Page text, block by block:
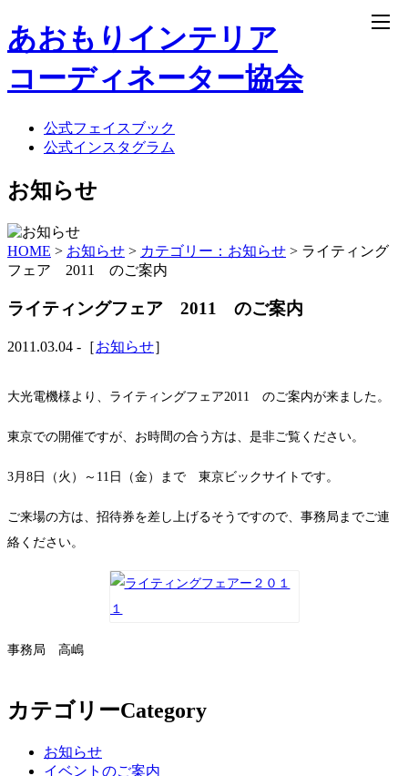
あおもりインテリア
コーディネーター協会
NEWS
NEWS
セミナーのご案内
メーカーからの情報
about IC
about IC
インテリアコーディネーターって？
仕事を頼むと費用はどれくらい？
about IC
AICの活動
AIC会員一覧
入会案内
公式フェイスブック
公式インスタグラム
お知らせ
HOME > お知らせ > カテゴリー：お知らせ > ライティング
フェア 2011 のご案内
ライティングフェア 2011 のご案内
2011.03.04 -［お知らせ］
大光電機様より、ライティングフェア2011 のご案内が来ました。
東京での開催ですが、お時間の合う方は、是非ご覧ください。
3月8日（火）～11日（金）まで 東京ビックサイトです。
ご来場の方は、招待券を差し上げるそうですので、事務局までご連
絡ください。
事務局 高嶋
カテゴリーCategory
お知らせ
イベントのご案内